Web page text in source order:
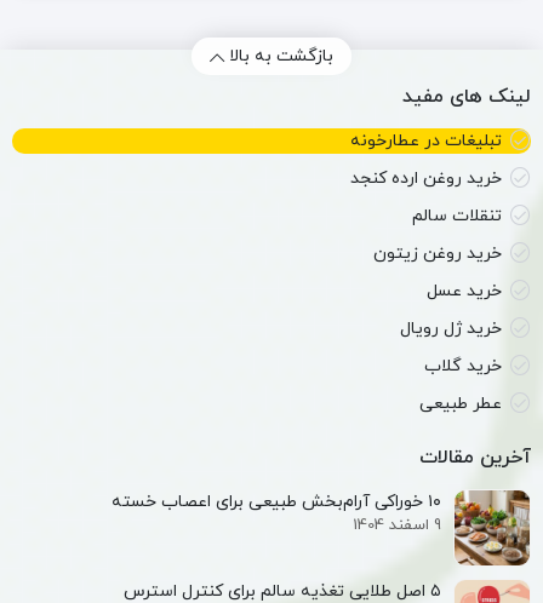
بازگشت به بالا
لینک های مفید
تبلیغات در عطارخونه
خرید روغن ارده کنجد
تنقلات سالم
خرید روغن زیتون
خرید عسل
خرید ژل رویال
خرید گلاب
عطر طبیعی
آخرین مقالات
۱۰ خوراکی آرام‌بخش طبیعی برای اعصاب خسته
9 اسفند 1404
۵ اصل طلایی تغذیه سالم برای کنترل استرس